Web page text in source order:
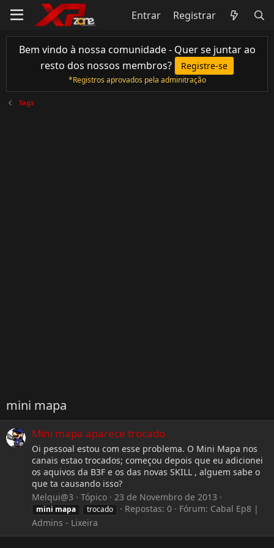
Entrar Registrar
Bem vindo à nossa comunidade - Quer se juntar ao
resto dos nossos membros?
Registre-se
*Registros aprovados pela adminitração
Tags
mini mapa
Mini mapa aparece trocado
Oi pessoal estou com esse problema. O Mini Mapa nos
canais estao trocados; começou depois que eu adicionei
os aquivos da B3F e os das novas SKILL , alguem sabe o
que ta causando isso?
Melqui@3
Tópico 23 de Novembro de 2013
mini mapa trocado Repostas: 0 Fórum: Cabal Ep8 |
Admins - Lixeira